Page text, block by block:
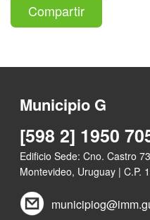
Compartir
Municipio G
[598 2] 1950
Edificio Sede: Cno. Castro
Montevideo, Uruguay | C.P.